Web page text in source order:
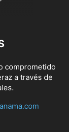
comprometido
a través de